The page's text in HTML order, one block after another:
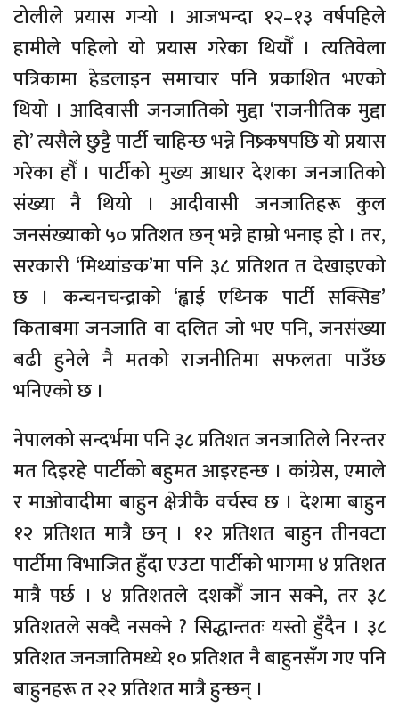
टोलीले प्रयास गर्‍यो । आजभन्दा १२–१३ वर्षपहिले
हामीले पहिलो यो प्रयास गरेका थियौँ । त्यतिवेला
पत्रिकामा हेडलाइन समाचार पनि प्रकाशित भएको
थियो । आदिवासी जनजातिको मुद्दा ‘राजनीतिक मुद्दा
हो’ त्यसैले छुट्टै पार्टी चाहिन्छ भन्ने निष्र्कषपछि यो प्रयास
गरेका हौँ । पार्टीको मुख्य आधार देशका जनजातिको
संख्या नै थियो । आदीवासी जनजातिहरू कुल
जनसंख्याको ५० प्रतिशत छन् भन्ने हाम्रो भनाइ हो । तर,
सरकारी ‘मिथ्यांङक’मा पनि ३८ प्रतिशत त देखाइएको
छ । कन्चनचन्द्राको ‘ह्वाई एथ्निक पार्टी सक्सिड’
किताबमा जनजाति वा दलित जो भए पनि, जनसंख्या
बढी हुनेले नै मतको राजनीतिमा सफलता पाउँछ
भनिएको छ ।
नेपालको सन्दर्भमा पनि ३८ प्रतिशत जनजातिले निरन्तर
मत दिइरहे पार्टीको बहुमत आइरहन्छ । कांग्रेस, एमाले
र माओवादीमा बाहुन क्षेत्रीकै वर्चस्व छ । देशमा बाहुन
१२ प्रतिशत मात्रै छन् । १२ प्रतिशत बाहुन तीनवटा
पार्टीमा विभाजित हुँदा एउटा पार्टीको भागमा ४ प्रतिशत
मात्रै पर्छ । ४ प्रतिशतले दशकौँ जान सक्ने, तर ३८
प्रतिशतले सक्दै नसक्ने ? सिद्धान्ततः यस्तो हुँदैन । ३८
प्रतिशत जनजातिमध्ये १० प्रतिशत नै बाहुनसँग गए पनि
बाहुनहरू त २२ प्रतिशत मात्रै हुन्छन् ।